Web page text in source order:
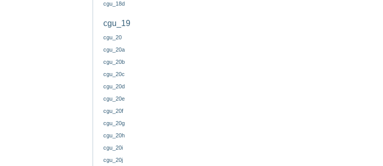
cgu_18d
cgu_19
cgu_20
cgu_20a
cgu_20b
cgu_20c
cgu_20d
cgu_20e
cgu_20f
cgu_20g
cgu_20h
cgu_20i
cgu_20j